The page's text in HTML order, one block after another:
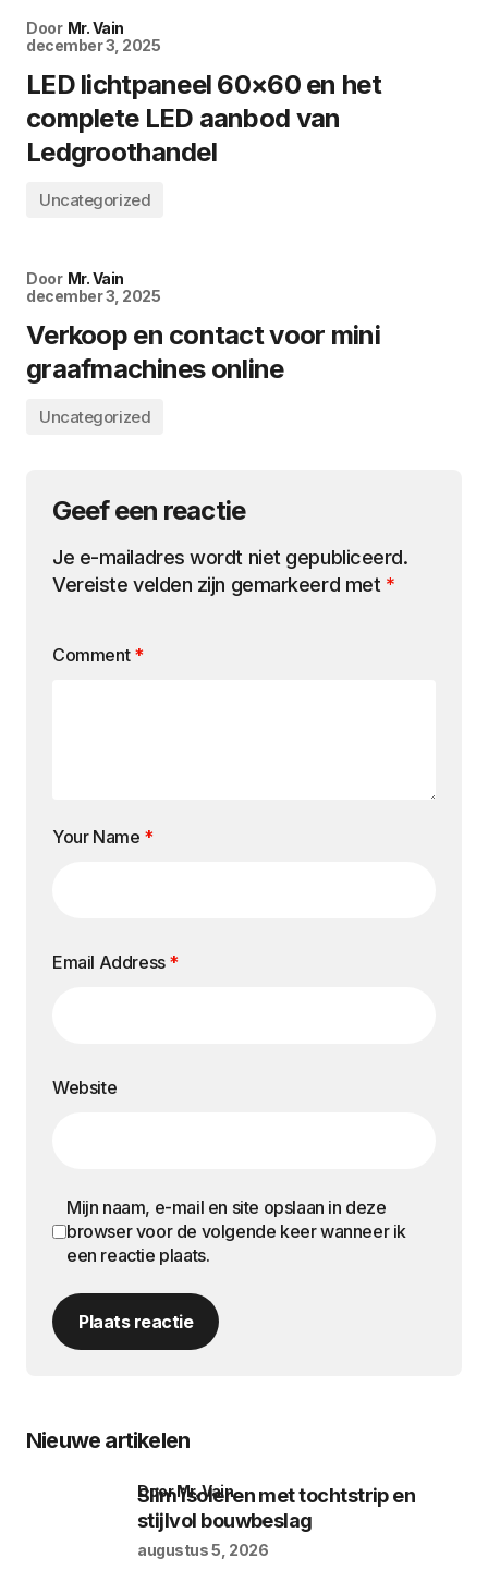
Door Mr. Vain
december 3, 2025
LED lichtpaneel 60×60 en het
complete LED aanbod van
Ledgroothandel
Uncategorized
Door Mr. Vain
december 3, 2025
Verkoop en contact voor mini
graafmachines online
Uncategorized
Geef een reactie
Je e-mailadres wordt niet gepubliceerd.
Vereiste velden zijn gemarkeerd met *
Comment *
Your Name *
Email Address *
Website
Mijn naam, e-mail en site opslaan in deze
browser voor de volgende keer wanneer ik
een reactie plaats.
Plaats reactie
Nieuwe artikelen
Slim isoleren met tochtstrip en
stijlvol bouwbeslag
door Mr. Vain
augustus 5, 2026